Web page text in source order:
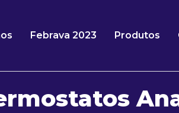
Febrava 2023 Produtos